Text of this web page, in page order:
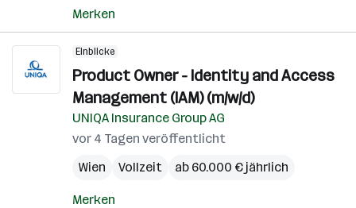
Merken
Einblicke
Product Owner - Identity and Access
Management (IAM) (m/w/d)
UNIQA Insurance Group AG
vor 4 Tagen veröffentlicht
Wien
Vollzeit ab 60.000 € jährlich
Merken